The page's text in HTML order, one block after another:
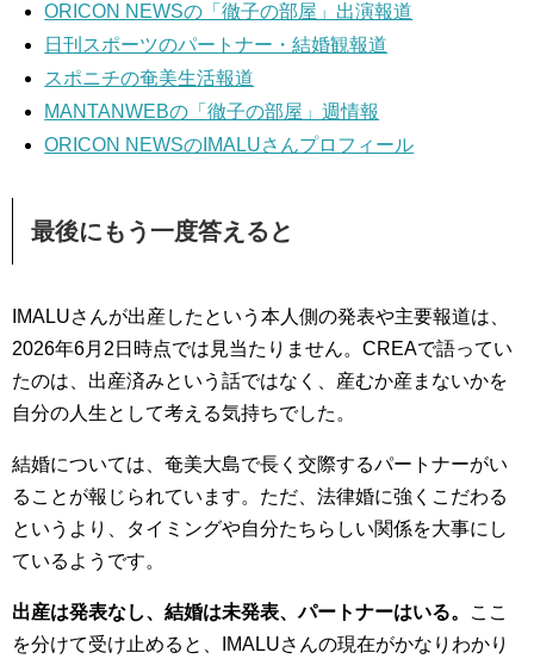
ORICON NEWSの「徹子の部屋」出演報道
日刊スポーツのパートナー・結婚観報道
スポニチの奄美生活報道
MANTANWEBの「徹子の部屋」週情報
ORICON NEWSのIMALUさんプロフィール
最後にもう一度答えると
IMALUさんが出産したという本人側の発表や主要報道は、
2026年6月2日時点では見当たりません。CREAで語ってい
たのは、出産済みという話ではなく、産むか産まないかを
自分の人生として考える気持ちでした。
結婚については、奄美大島で長く交際するパートナーがい
ることが報じられています。ただ、法律婚に強くこだわる
というより、タイミングや自分たちらしい関係を大事にし
ているようです。
出産は発表なし、結婚は未発表、パートナーはいる。
ここ
を分けて受け止めると、IMALUさんの現在がかなりわかり